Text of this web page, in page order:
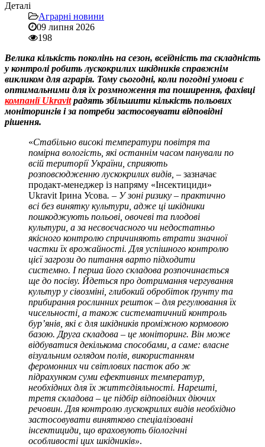
Деталі
Аграрні новини
09 липня 2026
198
Велика кількість поколінь на сезон, всеїдність та складність
у контролі робить лускокрилих шкідників справжнім
викликом для аграрія. Тому сьогодні, коли погодні умови є
оптимальними для їх розмноження та поширення, фахівці
компанії Ukravit радять збільшити кількість польових
моніторингів і за потреби застосовувати відповідні
рішення.
«Стабільно високі температури повітря та
помірна вологість, які останнім часом панували по
всій території України, сприяють
розповсюдженню лускокрилих видів, – зазначає
продакт-менеджер із напряму «Інсектициди»
Ukravit Ірина Усова. – У зоні ризику – практично
всі без винятку культури, адже ці шкідники
пошкоджують польові, овочеві та плодові
культури, а за несвоєчасного чи недостатньо
якісного контролю спричиняють втрати значної
частки їх врожайності. Для успішного контролю
цієї загрози до питання варто підходити
системно. І перша його складова розпочинається
ще до посіву. Йдеться про дотримання чергування
культур у сівозміні, глибокий обробіток ґрунту та
прибирання рослинних решток – для регулювання їх
чисельності, а також систематичний контроль
бур’янів, які є для шкідників проміжною кормовою
базою. Друга складова – це моніторинг. Він може
відбуватися декількома способами, а саме: власне
візуальним оглядом полів, використанням
феромонних чи світлових пасток або ж
підрахунком суми ефективних температур,
необхідних для їх життєдіяльності. Нарешті,
третя складова – це підбір відповідних діючих
речовин. Для контролю лускокрилих видів необхідно
застосовувати винятково спеціалізовані
інсектициди, що враховують біологічні
особливості цих шкідників».